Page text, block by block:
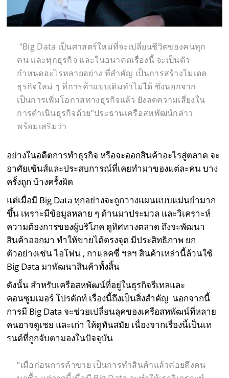
“Big Data เป็นศาสตร์ใหม่ที่จะเปลี่ยนชีวิตของคนทุก
คน และทุกธุรกิจ และในอนาคตเรื่องนี้ จะเป็นตัว
กำหนดอะไรหลายอย่าง ที่สำคัญ เป็นการสร้างโมเดล
ธุรกิจใหม่ ๆ ที่การค้าแบบเดิมทำไม่ได้ ซึ่งนอกจาก
เป็นการเพิ่มโอกาสทางธุรกิจแล้ว ยังลดความเสี่ยงใน
การดำเนินธุรกิจด้วย”ประธานเครือสหพัฒน์กล่าว
พร้อมเสริมว่า
อย่างในอดีตการทำธุรกิจ หรือจะออกสินค้าอะไรสู่ตลาด จะ
อาศัยเซ้นส์และประสบการณ์ที่เคยทำมาของแต่ละคน บาง
ครั้งถูก บ้างครั้งผิด
แต่เมื่อมี Big Data ทุกอย่างจะถูกวางแผนแบบแม่นยำมาก
ขึ้น เพราะมีข้อมูลหลาย ๆ ด้านมาประมวล และวิเคราะห์
ความต้องการของผู้บริโภค ดูทิศทางตลาด ถึงจะพัฒนา
สินค้าออกมา ทำให้ขายได้ตรงจุด มีประสิทธิภาพ ยก
ตัวอย่างเช่น ไอโฟน , กาแลคซี่ ฯลฯ สินค้าเหล่านี้ล้วนใช้
Big Data มาพัฒนาสินค้าทั้งสิ้น
ดังนั้น สำหรับเครือสหพัฒน์ที่อยู่ในธุรกิจรีเทลและ
คอนซูมเมอร์ โปรดักท์ เรื่องนี้ถึงเป็นสิ่งสำคัญ นอกจากนี้
การมี Big Data จะช่วยเปลี่ยนลุคของเครือสหพัฒน์ที่หลาย
คนอาจดูเชย และเก่า ให้ดูทันสมัย เนื่องจากเรื่องนี้เป็นเท
รนด์ที่ถูกจับตามองในปัจจุบัน
“เมื่อก่อนการค้าขาย เป็นการทำสินค้าแล้วค่อยดึงคน